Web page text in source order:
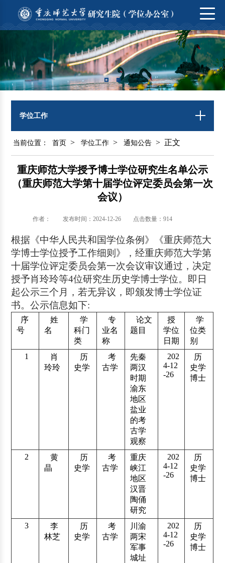
学位工作
当前位置： 首页 > 学位工作 > 通知公告 > 正文
重庆师范大学授予博士学位研究生名单公示
（重庆师范大学第十届学位评定委员会第一次
会议）
作者： 发布时间：2024-12-26 点击数量： 914
根据《中华人民共和国学位条例》《重庆师范大
学博士学位授予工作细则》，经重庆师范大学第
十届学位评定委员会第一次会议审议通过，决定
授予肖玲玲等4位研究生历史学博士学位。即日
起公示三个月，若无异议，即颁发博士学位证
书。公示信息如下:
序
号
姓
名
学
科门
类
专
业名
称
论文
题目
授
学位
日期
学
位类
别
1
肖
玲玲
历
史学
考
古学
先秦
两汉
时期
渝东
地区
盐业
的考
古学
观察
202
4-12
-26
历
史学
博士
2
黄
晶
历
史学
考
古学
重庆
峡江
地区
汉晋
陶俑
研究
202
4-12
-26
历
史学
博士
3
李
林芝
历
史学
考
古学
川渝
两宋
军事
城址
202
4-12
-26
历
史学
博士